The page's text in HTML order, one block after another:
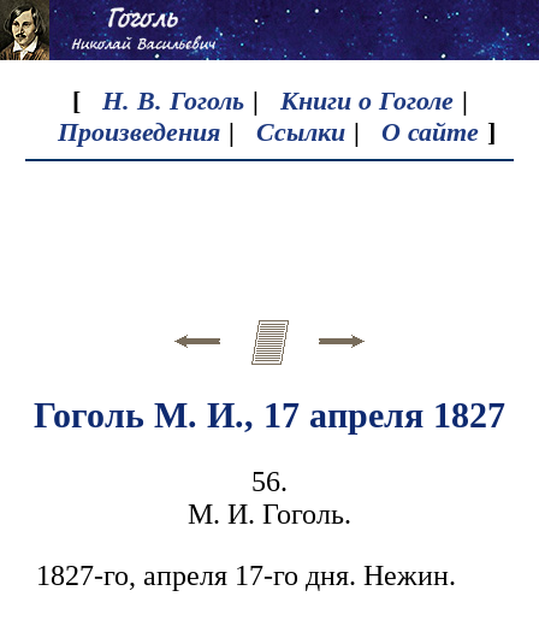
[ Н. В. Гоголь | Книги о Гоголе |
Произведения | Ссылки | О сайте ]
Гоголь М. И., 17 апреля 1827
56.
М. И. Гоголь.
1827-го, апреля 17-го дня. Нежин.